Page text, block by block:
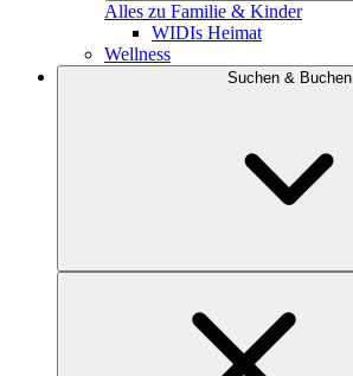
Alles zu Familie & Kinder
WIDIs Heimat
Wellness
Suchen & Buchen